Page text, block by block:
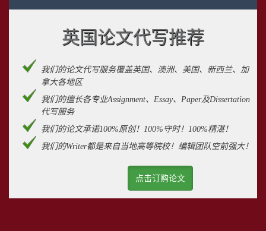
英国论文代写推荐
我们的论文代写服务覆盖英国、澳洲、美国、新西兰、加
拿大各地区
我们的擅长各专业Assignment、Essay、Paper及Dissertation
代写服务
我们的论文承诺100%原创！100%守时！100%精湛！
我们的Writer都是来自当地高等院校！编辑团队空前强大！
点击订购论文